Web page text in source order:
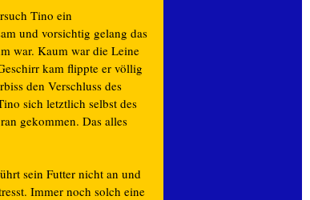
Tino ein
und vorsichtig gelang das
war. Kaum war die Leine
kam flippte er völlig
den Verschluss des
sich letztlich selbst des
gekommen. Das alles
sein Futter nicht an und
Immer noch solch eine